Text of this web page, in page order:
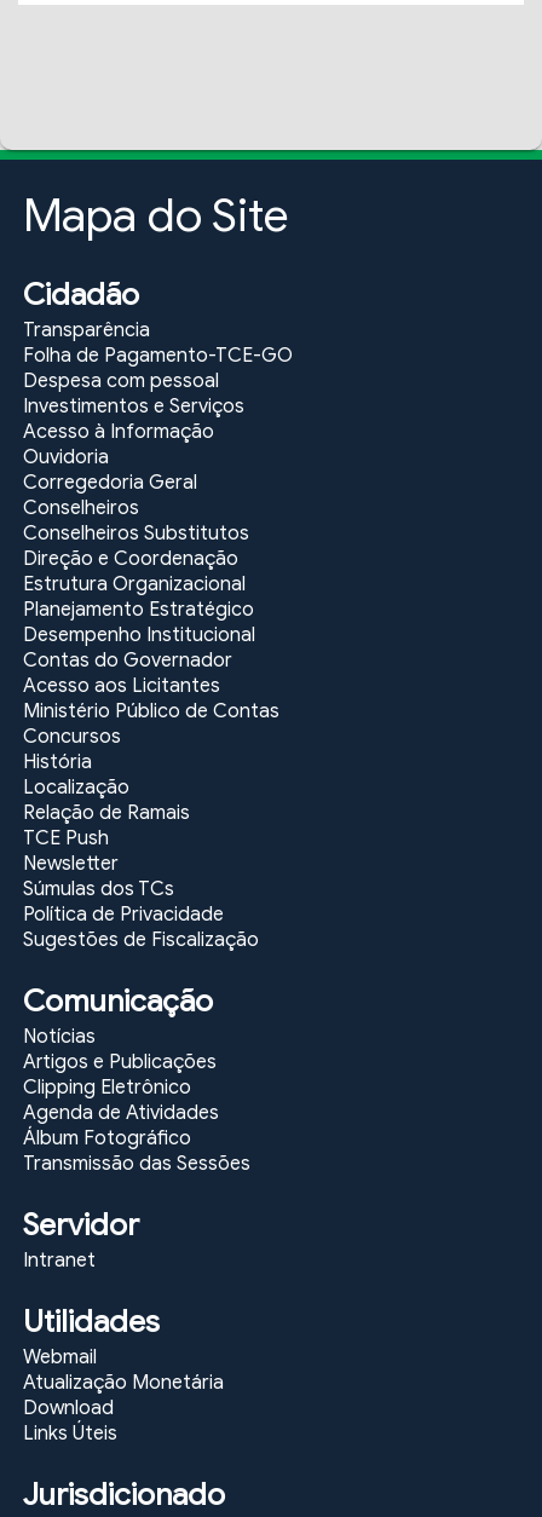
Mapa do Site
Cidadão
Transparência
Folha de Pagamento-TCE-GO
Despesa com pessoal
Investimentos e Serviços
Acesso à Informação
Ouvidoria
Corregedoria Geral
Conselheiros
Conselheiros Substitutos
Direção e Coordenação
Estrutura Organizacional
Planejamento Estratégico
Desempenho Institucional
Contas do Governador
Acesso aos Licitantes
Ministério Público de Contas
Concursos
História
Localização
Relação de Ramais
TCE Push
Newsletter
Súmulas dos TCs
Política de Privacidade
Sugestões de Fiscalização
Comunicação
Notícias
Artigos e Publicações
Clipping Eletrônico
Agenda de Atividades
Álbum Fotográfico
Transmissão das Sessões
Servidor
Intranet
Utilidades
Webmail
Atualização Monetária
Download
Links Úteis
Jurisdicionado